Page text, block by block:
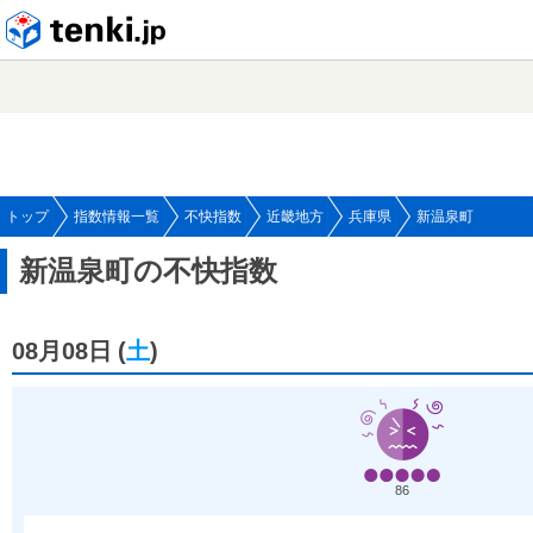
トップ 指数情報一覧 不快指数 近畿地方 兵庫県 新温泉町
新温泉町の不快指数
08月08日 (土)
86